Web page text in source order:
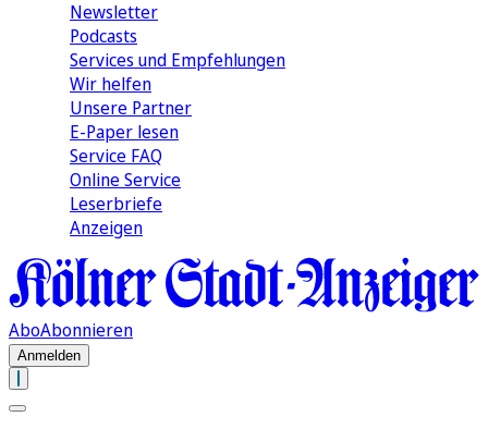
Newsletter
Podcasts
Services und Empfehlungen
Wir helfen
Unsere Partner
E-Paper lesen
Service FAQ
Online Service
Leserbriefe
Anzeigen
AboAbonnieren
Anmelden